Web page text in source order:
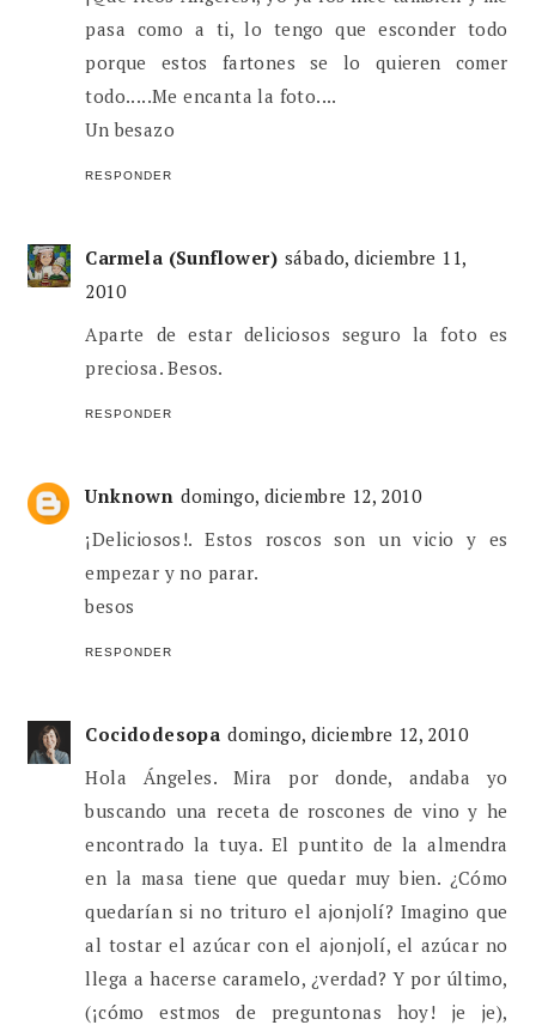
pasa como a ti, lo tengo que esconder todo
porque estos fartones se lo quieren comer
todo.....Me encanta la foto....
Un besazo
RESPONDER
Carmela (Sunflower) sábado, diciembre 11,
2010
Aparte de estar deliciosos seguro la foto es
preciosa. Besos.
RESPONDER
Unknown domingo, diciembre 12, 2010
¡Deliciosos!. Estos roscos son un vicio y es
empezar y no parar.
besos
RESPONDER
Cocidodesopa domingo, diciembre 12, 2010
Hola Ángeles. Mira por donde, andaba yo
buscando una receta de roscones de vino y he
encontrado la tuya. El puntito de la almendra
en la masa tiene que quedar muy bien. ¿Cómo
quedarían si no trituro el ajonjolí? Imagino que
al tostar el azúcar con el ajonjolí, el azúcar no
llega a hacerse caramelo, ¿verdad? Y por último,
(¡cómo estmos de preguntonas hoy! je je),